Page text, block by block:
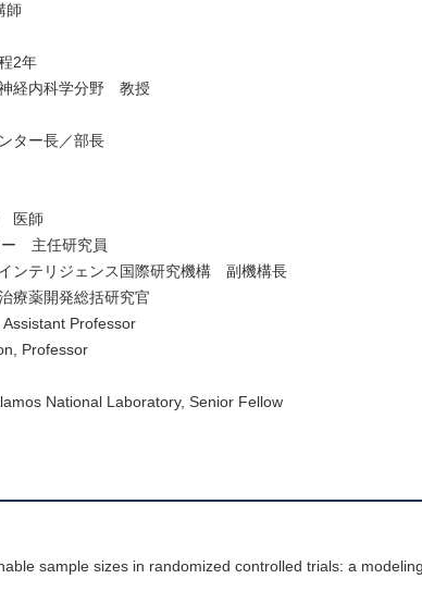
師
2年
経内科学分野 教授
ター長／部長
医師
ー 主任研究員
ンテリジェンス国際研究機構 副機構長
療薬開発総括研究官
Professor
Professor
National Laboratory, Senior Fellow
sample sizes in randomized controlled trials: a